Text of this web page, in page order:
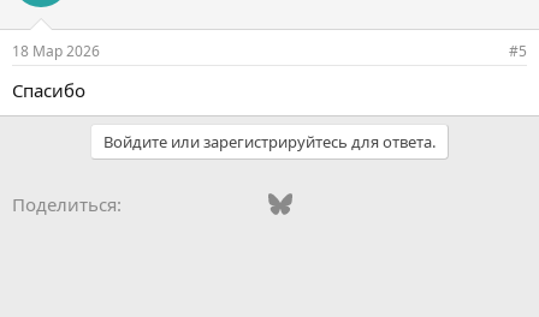
18 Мар 2026 #5
Спасибо
Войдите или зарегистрируйтесь для ответа.
Поделиться: Odnoklassniki
Mail.ruBluesky